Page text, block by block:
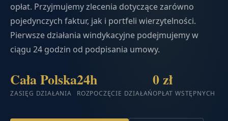
opłat. Przyjmujemy zlecenia dotyczące zarówno
pojedynczych faktur, jak i portfeli wierzytelności.
Pierwsze działania windykacyjne podejmujemy w
ciągu 24 godzin od podpisania umowy.
Cała Polska
ZASIĘG DZIAŁANIA
24h
ROZPOCZĘCIE DZIAŁAŃ
0 zł
OPŁAT WSTĘPNYCH